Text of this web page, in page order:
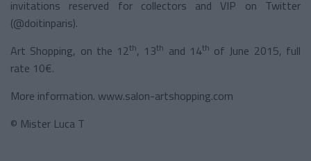
invitations reserved for collectors and VIP on Twitter
(@doitinparis).
Art Shopping, on the 12th, 13th and 14th of June 2015, full
rate 10€.
More information. www.salon-artshopping.com
© Mister Luca T